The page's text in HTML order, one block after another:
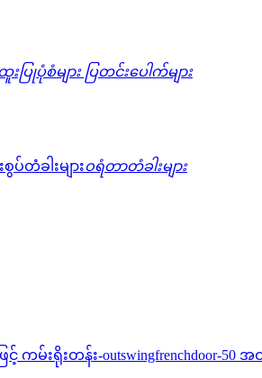
ပြုပုံစံများ ပြတင်းပေါက်များ
ဝရံတာတံခါးများ